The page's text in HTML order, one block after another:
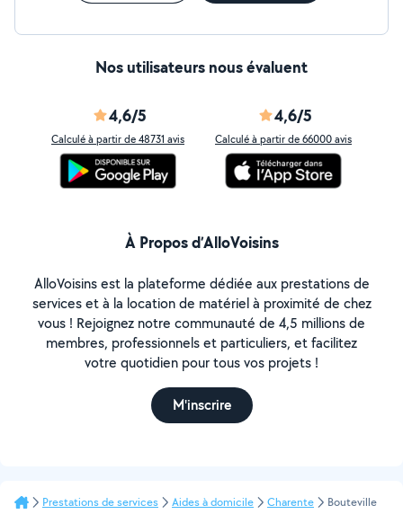
Nos utilisateurs nous évaluent
4,6/5
Calculé à partir de 48731 avis
4,6/5
Calculé à partir de 66000 avis
À Propos d’AlloVoisins
AlloVoisins est la plateforme dédiée aux prestations de
services et à la location de matériel à proximité de chez
vous ! Rejoignez notre communauté de 4,5 millions de
membres, professionnels et particuliers, et facilitez
votre quotidien pour tous vos projets !
M'inscrire
Prestations de services Aides à domicile Charente Bouteville